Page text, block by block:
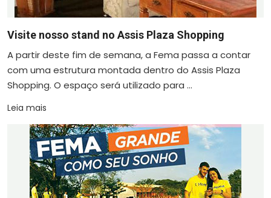
Visite nosso stand no Assis Plaza Shopping
A partir deste fim de semana, a Fema passa a contar
com uma estrutura montada dentro do Assis Plaza
Shopping. O espaço será utilizado para ...
Leia mais